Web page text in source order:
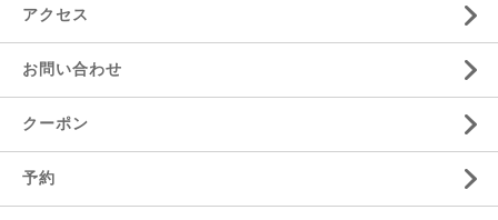
アクセス
お問い合わせ
クーポン
予約